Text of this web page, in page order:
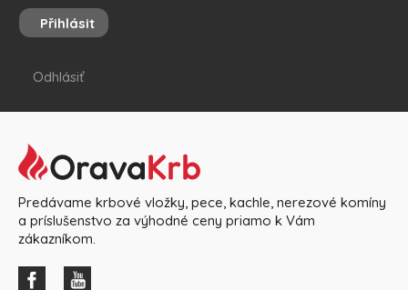
Přihlásit
Odhlásiť
Predávame krbové vložky, pece, kachle, nerezové komíny
a príslušenstvo za výhodné ceny priamo k Vám
zákazníkom.